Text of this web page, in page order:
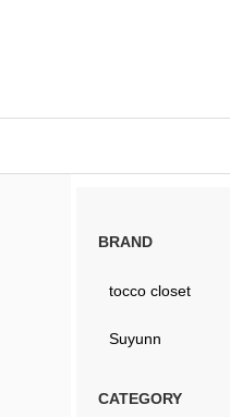
BRAND
tocco closet
Suyunn
CATEGORY